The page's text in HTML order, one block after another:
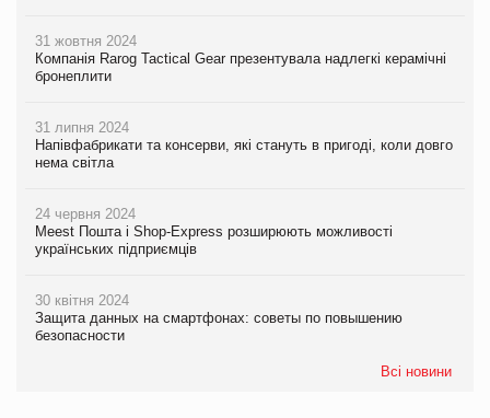
31 жовтня 2024
Компанія Rarog Tactical Gear презентувала надлегкі керамічні
бронеплити
31 липня 2024
Напівфабрикати та консерви, які стануть в пригоді, коли довго
нема світла
24 червня 2024
Meest Пошта і Shop-Express розширюють можливості
українських підприємців
30 квітня 2024
Защита данных на смартфонах: советы по повышению
безопасности
Всі новини